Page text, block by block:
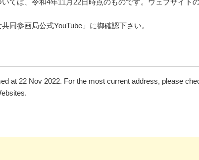
ては、令和4年11月22日時点のものです。ウェブサイト
同参画局公式YouTube」に御確認下さい。
at 22 Nov 2022. For the most current address, please